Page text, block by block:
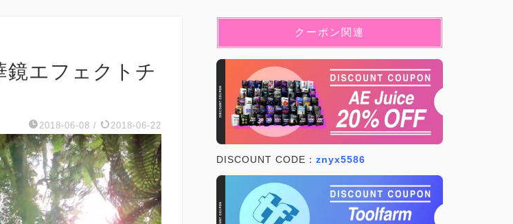
エフェクトチ
2018-06-08 / 2018-06-22
クーポン関連
DISCOUNT CODE： znyx5586